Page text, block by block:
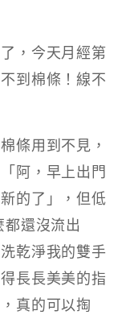
，今天月經第
到棉條！線不
條用到不見，
阿，早上出門
的了」，但低
還沒流出
乾淨我的雙手
長長美美的指
真的可以掏